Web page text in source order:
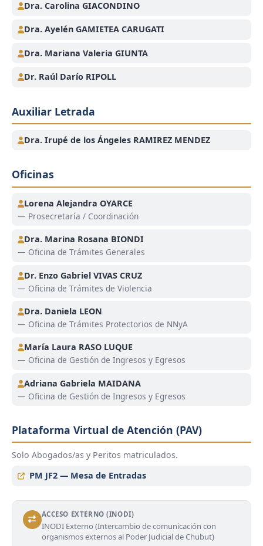
Dra. Carolina GIACONDINO
Dra. Ayelén GAMIETEA CARUGATI
Dra. Mariana Valeria GIUNTA
Dr. Raúl Darío RIPOLL
Auxiliar Letrada
Dra. Irupé de los Ángeles RAMIREZ MENDEZ
Oficinas
Lorena Alejandra OYARCE
— Prosecretaría / Coordinación
Dra. Marina Rosana BIONDI
— Oficina de Trámites Generales
Dr. Enzo Gabriel VIVAS CRUZ
— Oficina de Trámites de Violencia
Dra. Daniela LEON
— Oficina de Trámites Protectorios de NNyA
María Laura RASO LUQUE
— Oficina de Gestión de Ingresos y Egresos
Adriana Gabriela MAIDANA
— Oficina de Gestión de Ingresos y Egresos
Plataforma Virtual de Atención (PAV)
Solo Abogados/as y Peritos matriculados.
PM JF2 — Mesa de Entradas
ACCESO EXTERNO (INODI)
INODI Externo (Intercambio de comunicación con
organismos externos al Poder Judicial de Chubut)